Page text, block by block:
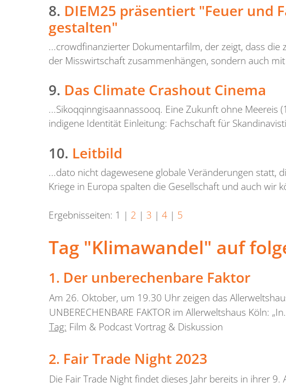
8. DIEM25 präsentiert "Feuer und
gestalten"
...crowdfinanzierter Dokumentarfilm, der zeigt, dass
der Misswirtschaft zusammenhängen, sondern auch
9. Das Climate Crashout Cinema
...Sikoqqinngisaannassooq. Eine Zukunft ohne Meereis
indigene Identität Einleitung: Fachschaft für
10. Leitbild
...dato nicht dagewesene globale Veränderungen statt,
Kriege in Europa spalten die Gesellschaft und auch wir
Ergebnisseiten: 1 | 2 | 3 | 4 | 5
Tag "Klimawandel" auf
Der unberechenbare Faktor
Am 26. Oktober, um 19.30 Uhr zeigen das
UNBERECHENBARE FAKTOR im Allerweltshaus Köln:
Tag: Film & Podcast Vortrag & Diskussion
Fair Trade Night 2023
Die Fair Trade Night findet dieses Jahr bereits in ihrer